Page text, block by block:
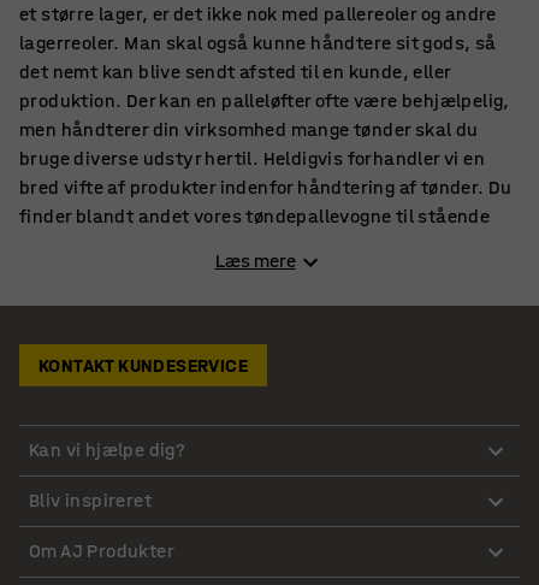
et større lager, er det ikke nok med pallereoler og andre
lagerreoler. Man skal også kunne håndtere sit gods, så
det nemt kan blive sendt afsted til en kunde, eller
produktion. Der kan en palleløfter ofte være behjælpelig,
men håndterer din virksomhed mange tønder skal du
bruge diverse udstyr hertil. Heldigvis forhandler vi en
bred vifte af produkter indenfor håndtering af tønder. Du
finder blandt andet vores tøndepallevogne til stående
også vælge mellem et bredt udvalg af almindelige
tøndevogne, hvilket måske er det mest essentielle
Tøndevogne til håndtering af tønder
Enhver som har beskæftiget sig med håndtering af
tønder, ved at tøndevogne er et essentielt redskab. Det
tillader nemlig, at man nemt kan transportere tønder,
som ellers kan veje mange kilo. De er også anderledes fra
Læs mere
KONTAKT KUNDESERVICE
Kan vi hjælpe dig?
Bliv inspireret
Om AJ Produkter